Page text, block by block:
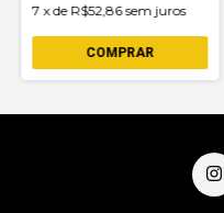
7 xde R$52,86 sem juros
COMPRAR